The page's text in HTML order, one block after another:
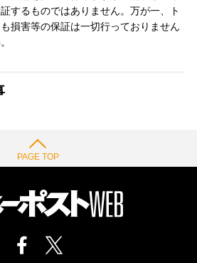
するものではありません。万が一、ト
損害等の保証は一切行っておりません
PAGE TOP